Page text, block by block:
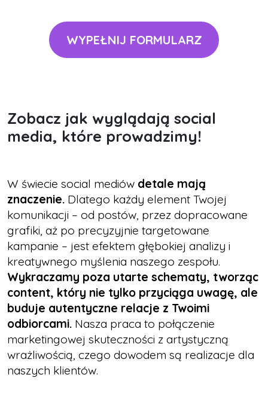
WYPEŁNIJ FORMULARZ
Zobacz jak wyglądają social
media, które prowadzimy!
W świecie social mediów detale mają
znaczenie. Dlatego każdy element Twojej
komunikacji – od postów, przez dopracowane
grafiki, aż po precyzyjnie targetowane
kampanie – jest efektem głębokiej analizy i
kreatywnego myślenia naszego zespołu.
Wykraczamy poza utarte schematy, tworząc
content, który nie tylko przyciąga uwagę, ale
buduje autentyczne relacje z Twoimi
odbiorcami. Nasza praca to połączenie
marketingowej skuteczności z artystyczną
wrażliwością, czego dowodem są realizacje dla
naszych klientów.